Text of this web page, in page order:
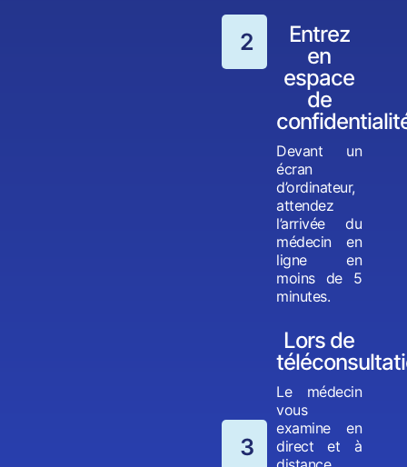
2
Entrez
en
espace
de
Devant un
écran
d’ordinateur,
attendez
l’arrivée du
médecin en
ligne en
moins de 5
minutes.
3
Lors de
Le médecin
vous
examine en
direct et à